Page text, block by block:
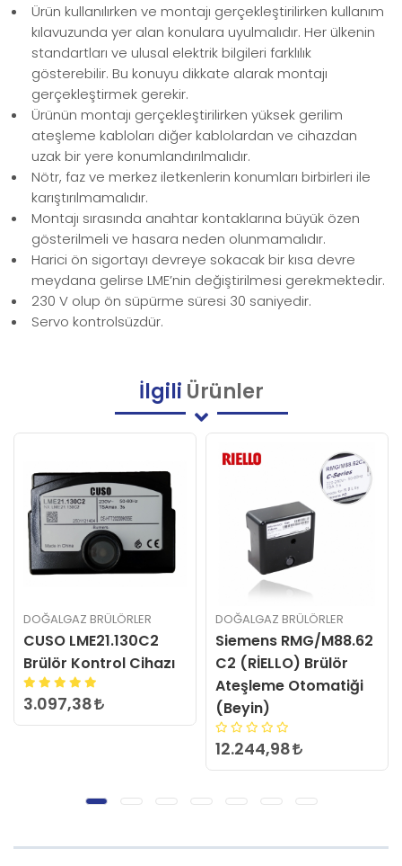
Ürün kullanılırken ve montajı gerçekleştirilirken kullanım
kılavuzunda yer alan konulara uyulmalıdır. Her ülkenin
standartları ve ulusal elektrik bilgileri farklılık
gösterebilir. Bu konuyu dikkate alarak montajı
gerçekleştirmek gerekir.
Ürünün montajı gerçekleştirilirken yüksek gerilim
ateşleme kabloları diğer kablolardan ve cihazdan
uzak bir yere konumlandırılmalıdır.
Nötr, faz ve merkez iletkenlerin konumları birbirleri ile
karıştırılmamalıdır.
Montajı sırasında anahtar kontaklarına büyük özen
gösterilmeli ve hasara neden olunmamalıdır.
Harici ön sigortayı devreye sokacak bir kısa devre
meydana gelirse LME’nin değiştirilmesi gerekmektedir.
230 V olup ön süpürme süresi 30 saniyedir.
Servo kontrolsüzdür.
İlgili Ürünler
DOĞALGAZ BRÜLÖRLER
Siemens RMG/M88.62
C2 (RİELLO) Brülör
Ateşleme Otomatiği
(Beyin)
DOĞALGAZ BRÜLÖRLER
Satronic TMG 740-3
MOD.32-32 Brülör
Ateşleme Otomatiği
SIFIRLANMIŞ
16.800,00